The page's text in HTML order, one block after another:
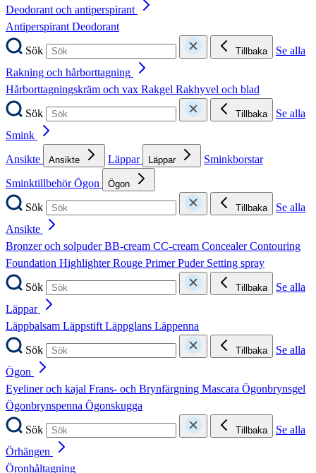
Deodorant och antiperspirant
AntiperspirantDeodorant
Sök
Tillbaka
Se alla
Rakning och hårborttagning
Hårborttagningskräm och vax Rakgel Rakhyvel och blad
Sök
Tillbaka
Se alla
Smink
Ansikte
Ansikte Läppar Läppar
Sminkborstar
SminktillbehörÖgon Ögon
Sök Tillbaka
Se alla
Ansikte
Bronzer och solpuderBB-cream CC-cream ConcealerContouring
Foundation HighlighterRouge PrimerPuder Setting spray
Sök
Tillbaka
Se alla
Läppar
Läppbalsam LäppstiftLäppglans Läppenna
Sök
Tillbaka
Se alla
Ögon
Eyeliner och kajal Frans- och Brynfärgning Mascara Ögonbrynsgel
Ögonbrynspenna Ögonskugga
Sök
Tillbaka
Se alla
Örhängen
Öronhåltagning